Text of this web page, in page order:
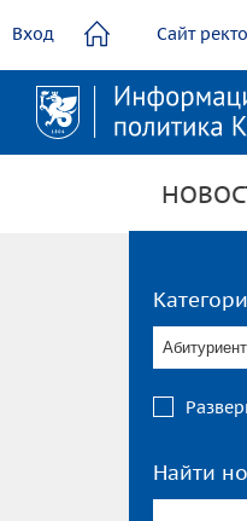
содержанию
Вход Сайт
Найти